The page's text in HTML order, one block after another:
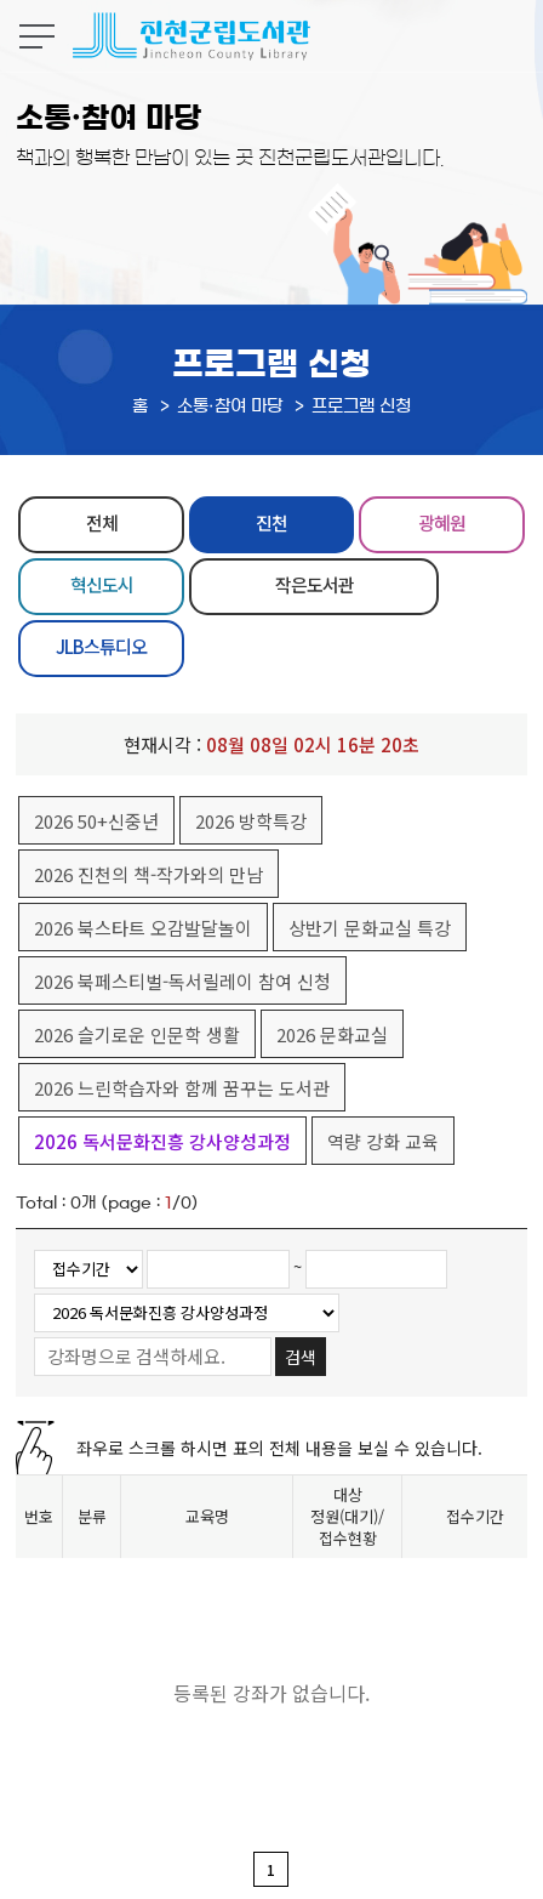
소통·참여 마당
책과의 행복한 만남이 있는 곳 진천군립도서관입니다.
프로그램 신청
홈 소통·참여 마당 프로그램 신청
전체 진천 광혜원
혁신도시 작은도서관
JLB스튜디오
현재시각 : 08월 08일 02시 16분 20초
2026 50+신중년 2026 방학특강
2026 진천의 책-작가와의 만남
2026 북스타트 오감발달놀이 상반기 문화교실 특강
2026 북페스티벌-독서릴레이 참여 신청
2026 슬기로운 인문학 생활 2026 문화교실
2026 느린학습자와 함께 꿈꾸는 도서관
2026 독서문화진흥 강사양성과정 역량 강화 교육
Total :0개 (page :1 /0)
~
검색
좌우로 스크롤 하시면 표의 전체 내용을 보실 수 있습니다.
번호 분류 교육명
대상
정원(대기)/
접수현황
접수기간
등록된 강좌가 없습니다.
1